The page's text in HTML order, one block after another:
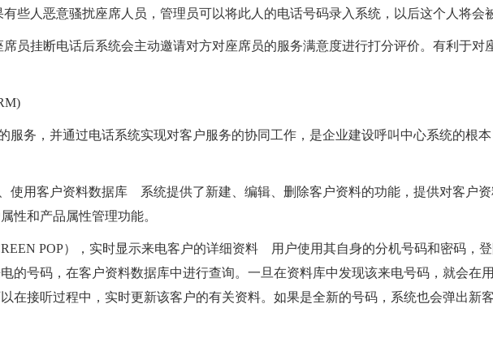
有些人恶意骚扰座席人员，管理员可以将此人的电话号码录入系统，以后这个人将
席员挂断电话后系统会主动邀请对方对座席员的服务满意度进行打分评价。有利于
服务，并通过电话系统实现对客户服务的协同工作，是企业建设呼叫中心系统的根
使用客户资料数据库 系统提供了新建、编辑、删除客户资料的功能，提供对客户
性和产品属性管理功能。
POP），实时显示来电客户的详细资料 用户使用其自身的分机号码和密码，
的号码，在客户资料数据库中进行查询。一旦在资料库中发现该来电号码，就会在
在接听过程中，实时更新该客户的有关资料。如果是全新的号码，系统也会弹出新